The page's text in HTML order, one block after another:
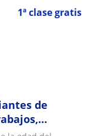
1ª clase gratis
de
al pueblo